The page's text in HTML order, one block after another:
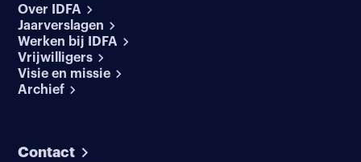
Over IDFA
Jaarverslagen
Werken bij IDFA
Vrijwilligers
Visie en missie
Archief
Contact